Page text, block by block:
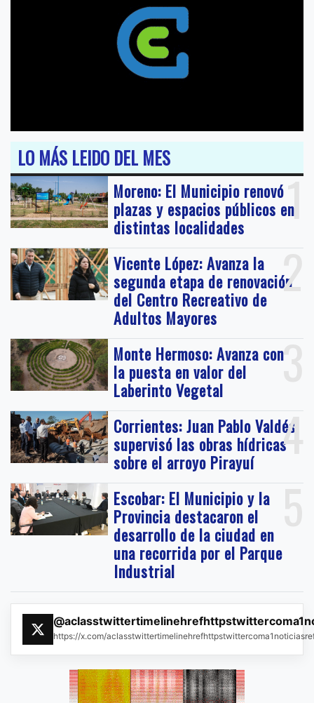
LO MÁS LEIDO DEL MES
1
Moreno: El Municipio renovó
plazas y espacios públicos en
distintas localidades
2
Vicente López: Avanza la
segunda etapa de renovación
del Centro Recreativo de
Adultos Mayores
3
Monte Hermoso: Avanza con
la puesta en valor del
Laberinto Vegetal
4
Corrientes: Juan Pablo Valdés
supervisó las obras hídricas
sobre el arroyo Pirayuí
5
Escobar: El Municipio y la
Provincia destacaron el
desarrollo de la ciudad en
una recorrida por el Parque
Industrial
https://x.com/